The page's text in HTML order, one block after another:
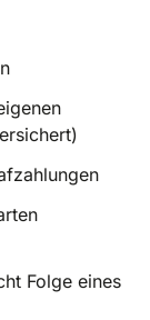
Folge eines